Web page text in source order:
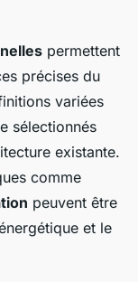
permettent
précises du
variées
sélectionnés
existante.
comme
peuvent être
et le